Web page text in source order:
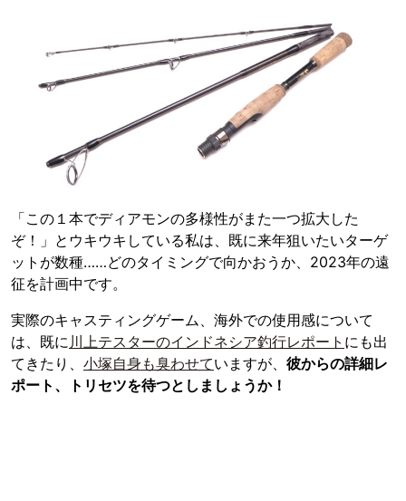
「この１本でディアモンの多様性がまた一つ拡大した
ぞ！」とウキウキしている私は、既に来年狙いたいターゲ
ットが数種……どのタイミングで向かおうか、2023年の遠
征を計画中です。
実際のキャスティングゲーム、海外での使用感について
は、既に川上テスターのインドネシア釣行レポート にも出
てきたり、 小塚自身も臭わせていますが、 彼からの詳細レ
ポート、トリセツを待つとしましょうか！